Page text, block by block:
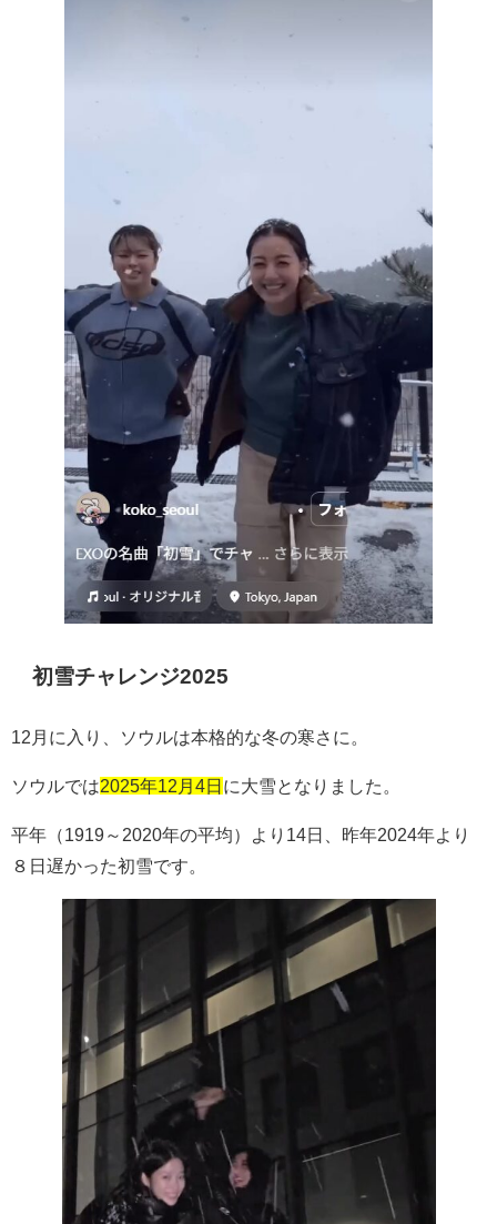
初雪チャレンジ2025
12 月に入り、ソウルは本格的な冬の寒さに。
ソウルでは2025年12月4日 に大雪となりました。
平年（1919～ 2020年の平均）より 14日、昨年2024年より
８日遅かった初雪です。